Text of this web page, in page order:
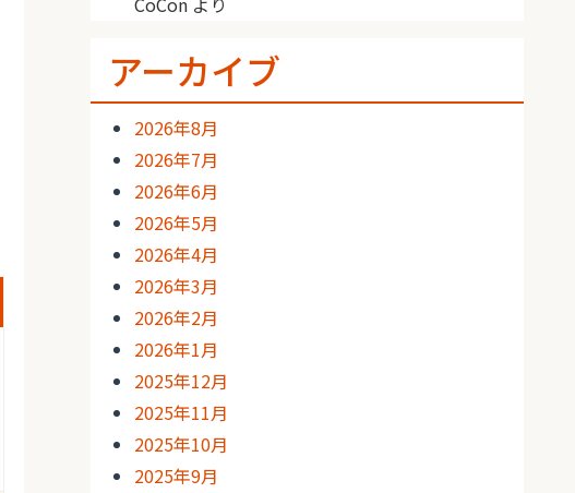
アーカイブ
2026年8月
2026年7月
2026年6月
2026年5月
2026年4月
2026年3月
2026年2月
2026年1月
2025年12月
2025年11月
2025年10月
2025年9月